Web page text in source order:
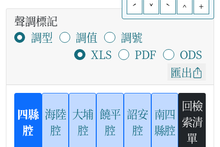
ˊ
ˇ ˋ ^ +
聲調標記
調型
調值
調號
XLS
PDF
ODS
匯出
四縣
腔
海陸
腔
大埔
腔
饒平
腔
詔安
腔
南四
縣腔
回檢
索清
單